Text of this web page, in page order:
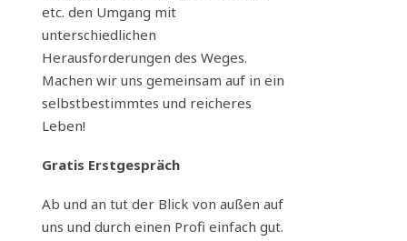
etc. den Umgang mit
unterschiedlichen
Herausforderungen des Weges.
Machen wir uns gemeinsam auf in ein
selbstbestimmtes und reicheres
Leben!
Gratis Erstgespräch
Ab und an tut der Blick von außen auf
uns und durch einen Profi einfach gut.